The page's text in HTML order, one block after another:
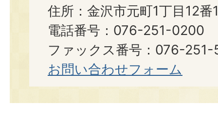
住所：金沢市元町1丁目12番
電話番号：076-251-0200
ファックス番号：076-
お問い合わせフォーム